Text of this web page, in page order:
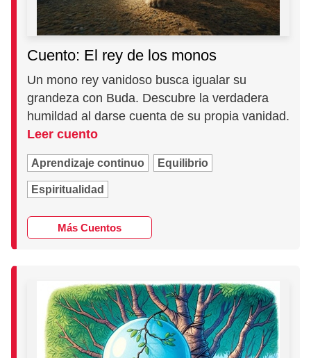
Cuento: El rey de los monos
Un mono rey vanidoso busca igualar su
grandeza con Buda. Descubre la verdadera
humildad al darse cuenta de su propia vanidad.
Leer cuento
Aprendizaje continuo Equilibrio
Espiritualidad
Más Cuentos